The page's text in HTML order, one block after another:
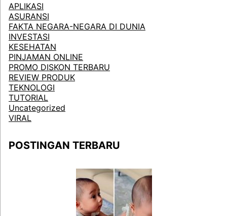
APLIKASI
ASURANSI
FAKTA NEGARA-NEGARA DI DUNIA
INVESTASI
KESEHATAN
PINJAMAN ONLINE
PROMO DISKON TERBARU
REVIEW PRODUK
TEKNOLOGI
TUTORIAL
Uncategorized
VIRAL
POSTINGAN TERBARU